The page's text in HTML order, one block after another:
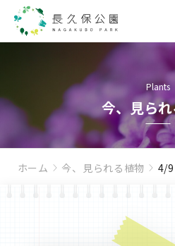
Plants
今、見ら
ホーム 今、見られる植物 4/